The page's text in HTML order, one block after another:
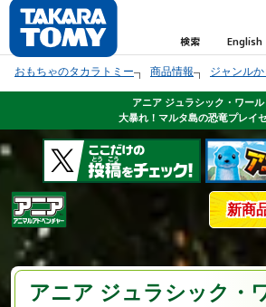
検索 English
おもちゃのタカラトミー 商品情報 ジャンル
アニア ジュラシック・ワール
大暴れ！マルタ島の恐竜プレイ
新商
アニア ジュラシック・